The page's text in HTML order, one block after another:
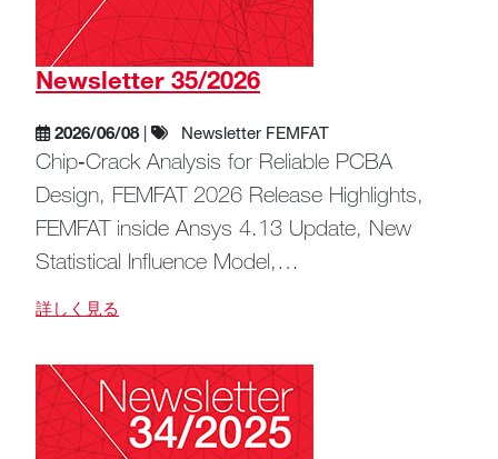
Newsletter 35/2026
2026/06/08 | Newsletter FEMFAT
Chip‑Crack Analysis for Reliable PCBA
Design, FEMFAT 2026 Release Highlights,
FEMFAT inside Ansys 4.13 Update, New
Statistical Influence Model,…
詳しく見る